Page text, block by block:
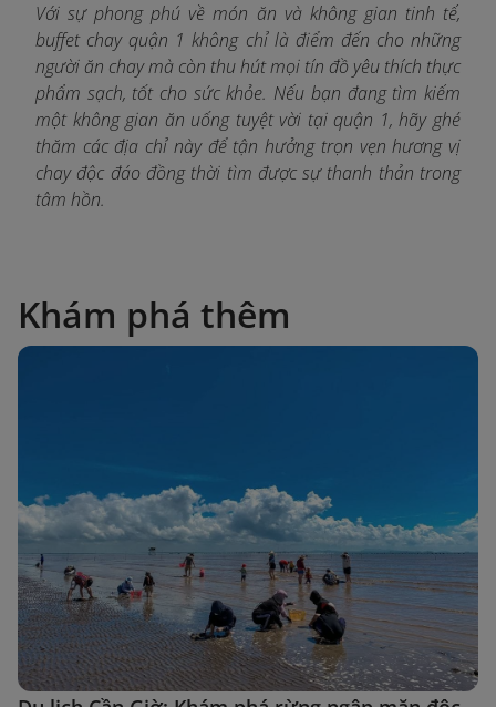
Với sự phong phú về món ăn và không gian tinh tế,
buffet chay quận 1 không chỉ là điểm đến cho những
người ăn chay mà còn thu hút mọi tín đồ yêu thích thực
phẩm sạch, tốt cho sức khỏe. Nếu bạn đang tìm kiếm
một không gian ăn uống tuyệt vời tại quận 1, hãy ghé
thăm các địa chỉ này để tận hưởng trọn vẹn hương vị
chay độc đáo đồng thời tìm được sự thanh thản trong
tâm hồn.
Khám phá thêm